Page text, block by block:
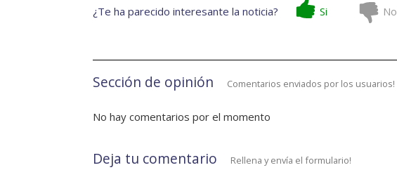
¿Te ha parecido interesante la noticia? Si No
Sección de opinión Comentarios enviados por los usuarios!
No hay comentarios por el momento
Deja tu comentario Rellena y envía el formulario!